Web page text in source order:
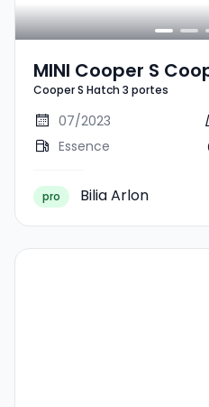
MINI Cooper S
Hatch 3 Portes
Cooper S Hatch 3 portes
07/2023
Essence
pro Bilia Arlon